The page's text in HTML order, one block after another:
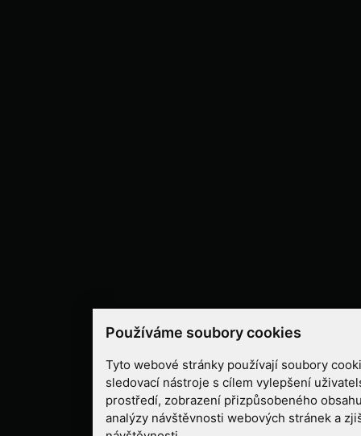
Používáme soubory cookies
Tyto webové stránky používají soubory
sledovací nástroje s cílem vylepšení
prostředí, zobrazení přizpůsobeného
analýzy návštěvnosti webových stránek a